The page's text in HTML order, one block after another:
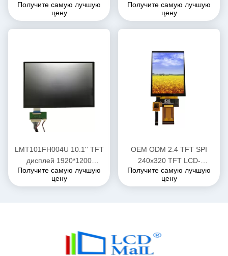
модуль MIPI интерфейс
дисплей
Получите самую лучшую
цену
LCD дисплей экран 900 нит
яркость
Получите самую лучшую
цену
LMT101FH004U 10.1'' TFT
дисплей 1920*1200
высокояркость LCD
дисплей 700 нит
Получите самую лучшую
цену
OEM ODM 2.4 TFT SPI
240x320 TFT LCD-
модульный дисплей с
интерфейсом
Получите самую лучшую
цену